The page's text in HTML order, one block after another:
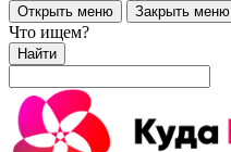
Открыть меню Закрыть меню
Что ищем?
Найти